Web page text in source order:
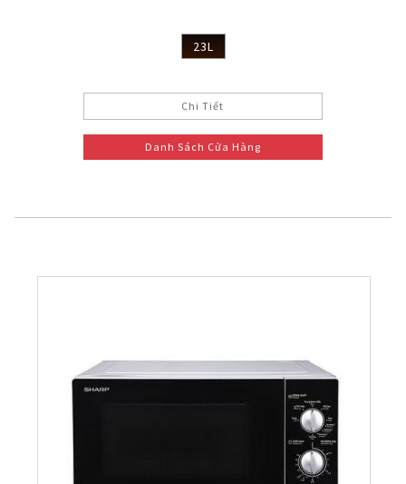
23L
Chi Tiết
Danh Sách Cửa Hàng